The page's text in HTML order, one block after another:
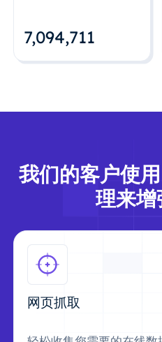
7,094,712
我们的客户使
理来
网页抓取